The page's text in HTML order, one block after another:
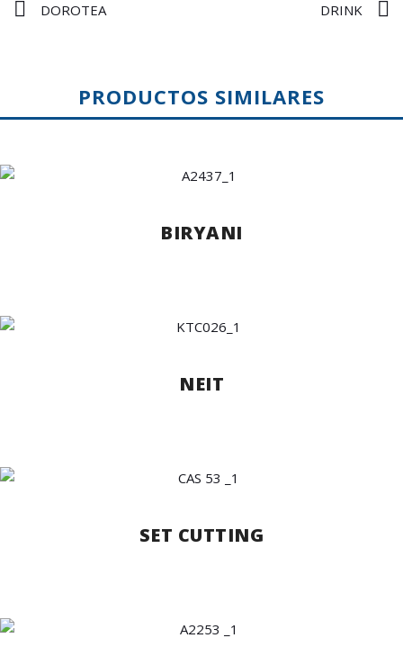
DOROTEA DRINK
PRODUCTOS SIMILARES
BIRYANI
NEIT
SET CUTTING